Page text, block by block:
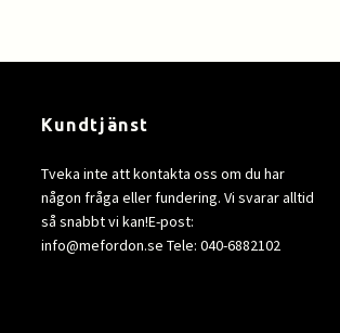
Kundtjänst
Tveka inte att kontakta oss om du har
någon fråga eller fundering. Vi svarar alltid
så snabbt vi kan!E-post:
info@mefordon.se Tele: 040-6882102